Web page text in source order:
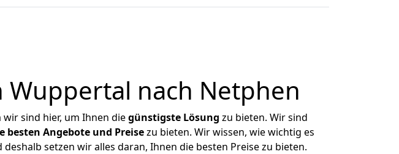
nach Netphen
sind hier, um Ihnen diegünstigste Lösung zu bieten. Wir sind
besten Angebote und Preisezu bieten. Wir wissen, wie wichtig es
setzen wir alles daran, Ihnen die besten Preise zu bieten.